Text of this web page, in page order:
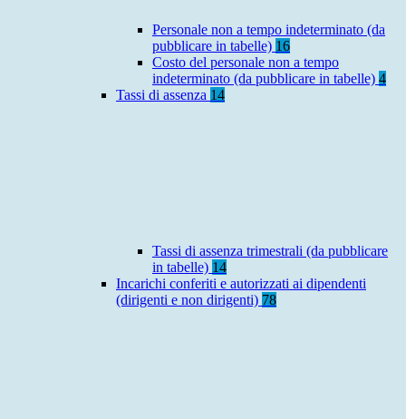
Personale non a tempo indeterminato (da
pubblicare in tabelle) 16
Costo del personale non a tempo
indeterminato (da pubblicare in tabelle) 4
Tassi di assenza 14
Tassi di assenza trimestrali (da pubblicare
in tabelle) 14
Incarichi conferiti e autorizzati ai dipendenti
(dirigenti e non dirigenti) 78